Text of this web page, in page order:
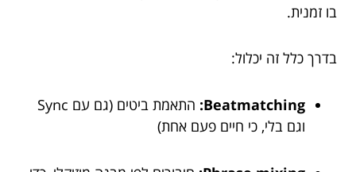
בו זמנית.
בדרך כלל זה יכלול:
Beatmatching:
התאמת ביטים (גם עם Sync
וגם בלי, כי חיים פעם אחת)